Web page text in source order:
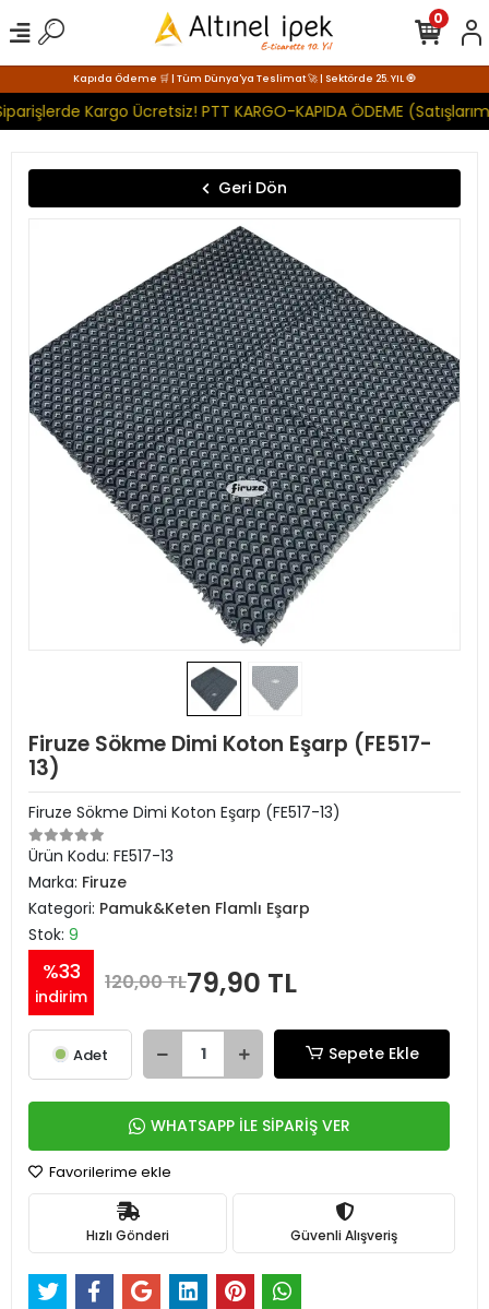
Kapıda Ödeme 🛒 | Tüm Dünya'ya Teslimat 🚀 | Sektörde 25. YIL 🧿
Kargo Ücretsiz! PTT KARGO-KAPIDA ÖDEME
0
Geri Dön
Firuze Sökme Dimi Koton Eşarp (FE517-
13)
Firuze Sökme Dimi Koton Eşarp (FE517-13)
Ürün Kodu: FE517-13
Marka: Firuze
Kategori: Pamuk&Keten Flamlı Eşarp
Stok: 9
%33
indirim
120,00 TL79,90 TL
Adet Sepete Ekle
WHATSAPP İLE SİPARİŞ VER
Favorilerime ekle
Hızlı Gönderi Güvenli Alışveriş